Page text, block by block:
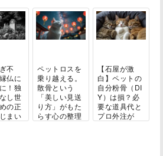
不
仏に
！独
し世
の正
まい
ペットロスを
乗り越える。
散骨という
「美しい見送
り方」がもた
らす心の整理
【石屋が激
白】ペットの
自分粉骨（DI
Y）は損？必
要な道具代と
プロ外注が